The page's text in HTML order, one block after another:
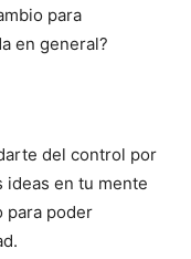
para
en general?
del control por
ideas en tu mente
para poder